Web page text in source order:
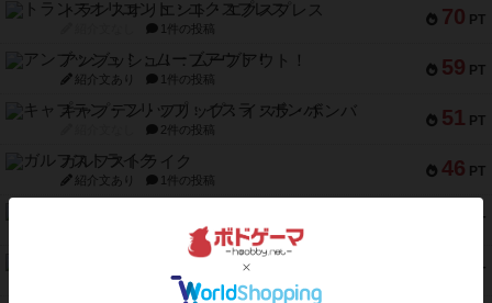
70 PT
トランスオリエント・エクスプレス
1件の投稿
59 PT
アンブッシュ！：ムーブアウト！
紹介文あり 1件の投稿
51 PT
キャプテン・フリップ：イスラ・ボンバ
2件の投稿
46 PT
ガルフストライク
紹介文あり 1件の投稿
PT
8件の投稿
PT
12件の投稿